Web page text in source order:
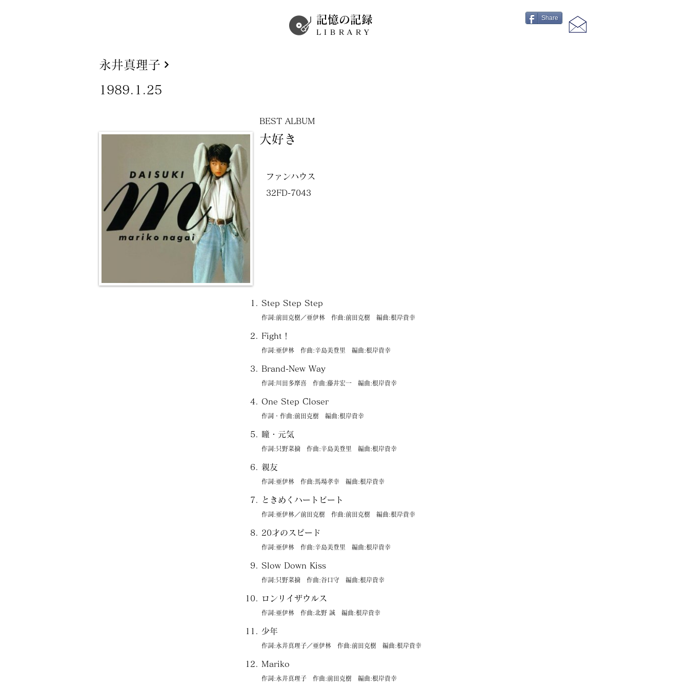
記憶の記録
LIBRARY
Share
永井真理子
1989.1.25
BEST ALBUM
大好き
ファンハウス
32FD-7043
Step Step Step
作詞:前田克樹／亜伊林 作曲:前田克樹 編曲:根岸貴幸
Fight！
作詞:亜伊林 作曲:辛島美登里 編曲:根岸貴幸
Brand-New Way
作詞:川田多摩喜 作曲:藤井宏一 編曲:根岸貴幸
One Step Closer
作詞・作曲:前田克樹 編曲:根岸貴幸
瞳・元気
作詞:只野菜摘 作曲:辛島美登里 編曲:根岸貴幸
親友
作詞:亜伊林 作曲:馬場孝幸 編曲:根岸貴幸
ときめくハートビート
作詞:亜伊林／前田克樹 作曲:前田克樹 編曲:根岸貴幸
20才のスピード
作詞:亜伊林 作曲:辛島美登里 編曲:根岸貴幸
Slow Down Kiss
作詞:只野菜摘 作曲:谷口守 編曲:根岸貴幸
ロンリイザウルス
作詞:亜伊林 作曲:北野 誠 編曲:根岸貴幸
少年
作詞:永井真理子／亜伊林 作曲:前田克樹 編曲:根岸貴幸
Mariko
作詞:永井真理子 作曲:前田克樹 編曲:根岸貴幸